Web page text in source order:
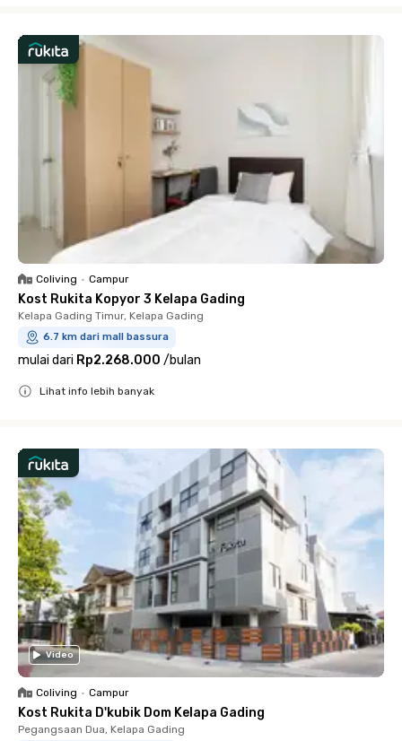
Coliving • Campur
Kost Rukita Kopyor 3 Kelapa Gading
Kelapa Gading Timur, Kelapa Gading
6.7 km dari mall bassura
mulai dari Rp2.268.000 /bulan
Lihat info lebih banyak
Video
Coliving • Campur
Kost Rukita D'kubik Dom Kelapa Gading
Pegangsaan Dua, Kelapa Gading